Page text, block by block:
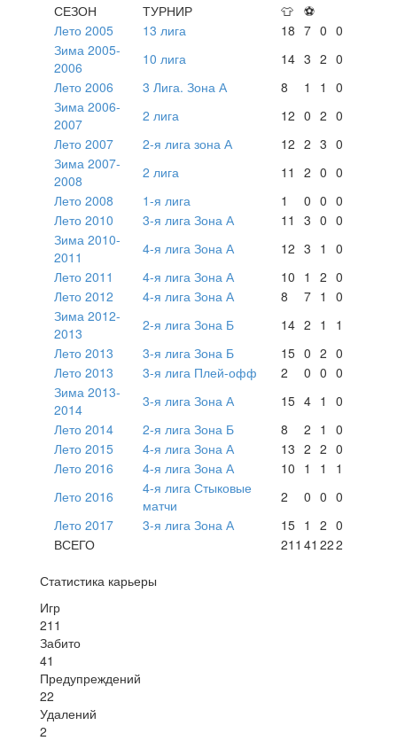
СЕЗОН
ТУРНИР 👕 ⚽
Лето 2005
13 лига 18 7 0 0
Зима 2005-
2006
10 лига 14 3 2 0
Лето 2006
3 Лига. Зона А 8 1 1
0
Зима 2006-
2007
2 лига 12 0 2 0
Лето 2007
2-я лига зона А 12 2 3 0
Зима 2007-
2008
2 лига 11 2 0 0
Лето 2008
1-я лига 1 0 0 0
Лето 2010
3-я лига Зона А 11 3 0 0
Зима 2010-
2011
4-я лига Зона А 12 3 1
0
Лето 2011
4-я лига Зона А 10 1 2 0
Лето 2012
4-я лига Зона А 8 7 1
0
Зима 2012-
2013
2-я лига Зона Б 14 2 1
1
Лето 2013
3-я лига Зона Б 15 0 2 0
Лето 2013
3-я лига Плей-офф 2 0 0 0
Зима 2013-
2014
3-я лига Зона А 15 4 1
0
Лето 2014
2-я лига Зона Б 8 2 1
0
Лето 2015
4-я лига Зона А 13 2 2 0
Лето 2016
4-я лига Зона А 10 1 1
1
Лето 2016
4-я лига Стыковые
матчи
2 0 0 0
Лето 2017
3-я лига Зона А 15 1 2 0
ВСЕГО
211 41 222
Статистика карьеры
Игр
211
Забито
41
Предупреждений
22
Удалений
2